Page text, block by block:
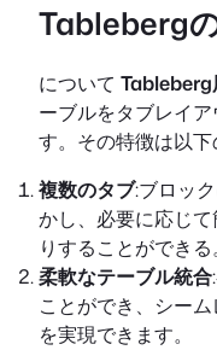
Tableberg
について Tableberg
ーブルをタブレイ
す。その特徴は以下
複数のタブ:ブロッ
かし、必要に応じ
りすることができる。
柔軟なテーブル統合
ことができ、シー
を実現できます。